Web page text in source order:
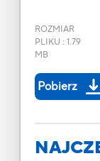
ROZMIAR
PLIKU : 1.79
MB
Pobierz